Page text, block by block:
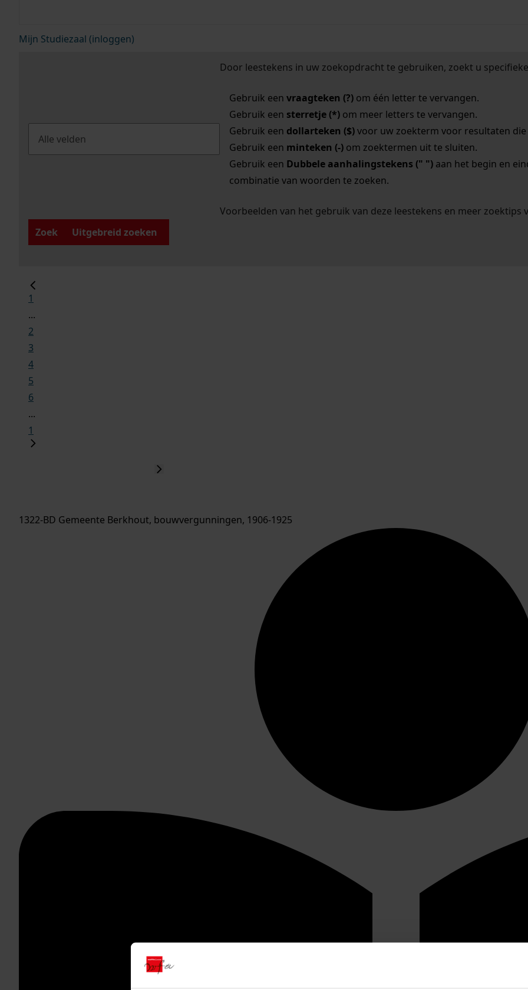
Mijn Studiezaal (inloggen)
Door leestekens in uw zoekopdracht te gebruiken, zoekt u
Gebruik een vraagteken (?)om één letter te vervangen.
Gebruik een sterretje (*)om meer letters te vervangen.
Gebruik een dollarteken ($)voor uw zoekterm voor resultaten die
Gebruik een minteken (-)om zoektermen uit te sluiten.
Gebruik een Dubbele aanhalingstekens (" ")aan het begin en
combinatie van woorden te zoeken.
Voorbeelden van het gebruik van deze leestekens en meer zoektips
Zoek
Uitgebreid zoeken
1
...
2
3
4
5
6
...
1
1322-BD Gemeente Berkhout, bouwvergunningen, 1906-1925